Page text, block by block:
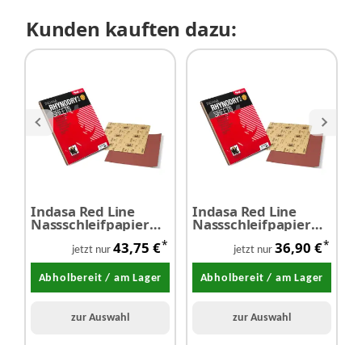
Kunden kauften dazu:
Indasa Red Line
Nassschleifpapier
P2000 50 Stück
jetzt nur 43,75 €*
Abholbereit / am Lager
zur Auswahl
Indasa Red Line
Nassschleifpapier
P800 50 Stück
jetzt nur 36,90 €*
Abholbereit / am Lager
zur Auswahl